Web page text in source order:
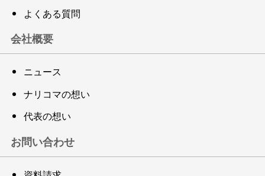
よくある質問
会社概要
ニュース
ナリコマの想い
代表の想い
お問い合わせ